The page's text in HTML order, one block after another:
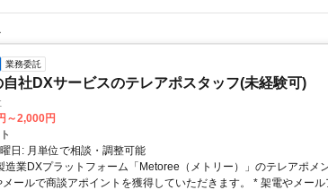
業務委託
自社DXサービスのテレアポスタッフ(未経験可)
～2,000円
日: 月単位で相談・調整可能
造業DXプラットフォーム「Metoree（メトリー）」のテレアポメ
メールで商談アポイントを獲得していただきます。 * 架電やメール